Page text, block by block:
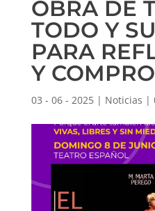
OBRA DE
TODO Y
PARA
Y
03 - 06 - 2025| Noticias |